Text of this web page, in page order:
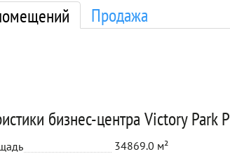
Продажа
бизнес-центра Victory Park
34869.0 м²